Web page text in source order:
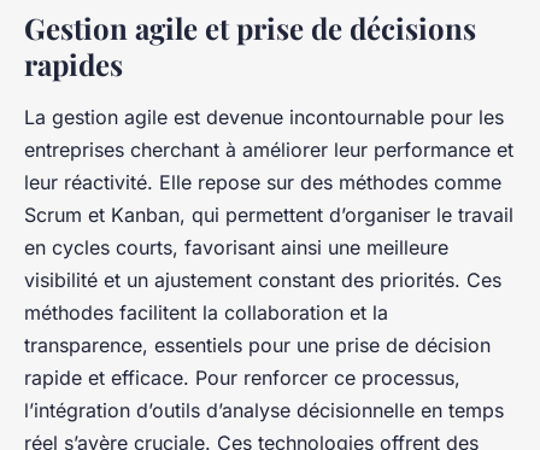
Gestion agile et prise de décisions
rapides
La gestion agile est devenue incontournable pour les
entreprises cherchant à améliorer leur performance et
leur réactivité. Elle repose sur des méthodes comme
Scrum et Kanban, qui permettent d’organiser le travail
en cycles courts, favorisant ainsi une meilleure
visibilité et un ajustement constant des priorités. Ces
méthodes facilitent la collaboration et la
transparence, essentiels pour une prise de décision
rapide et efficace. Pour renforcer ce processus,
l’intégration d’outils d’analyse décisionnelle en temps
réel s’avère cruciale. Ces technologies offrent des